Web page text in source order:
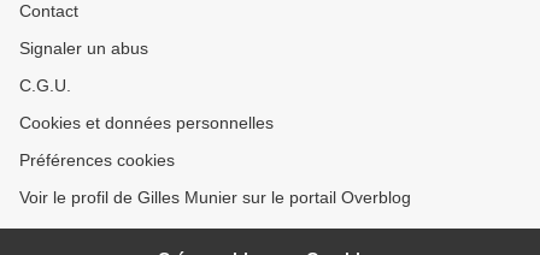
Contact
Signaler un abus
C.G.U.
Cookies et données personnelles
Préférences cookies
Voir le profil de Gilles Munier sur le portail Overblog